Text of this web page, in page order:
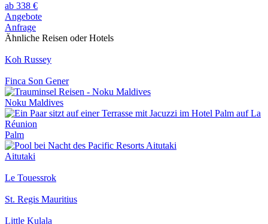
ab 338 €
Angebote
Anfrage
Ähnliche Reisen oder Hotels
Koh Russey
Finca Son Gener
Noku Maldives
Palm
Aitutaki
Le Touessrok
St. Regis Mauritius
Little Kulala